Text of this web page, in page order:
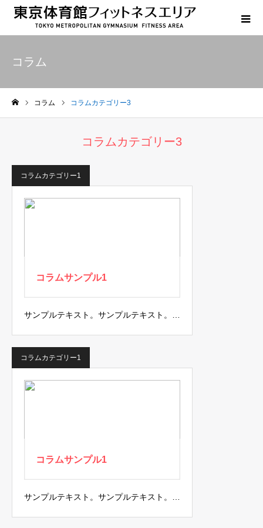
コラム
コラム コラムカテゴリー3
コラムカテゴリー3
コラムカテゴリー1
コラムサンプル1
サンプルテキスト。サンプルテキスト。…
コラムカテゴリー1
コラムサンプル1
サンプルテキスト。サンプルテキスト。…